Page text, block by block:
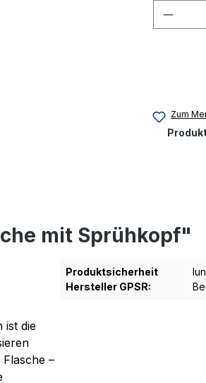
Zum
mit Sprühkopf"
ist die
–
Produktsicherheit
Hersteller GPSR: